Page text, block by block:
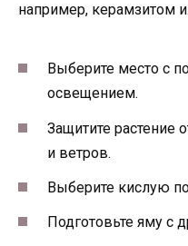
например, керамзитом
Выберите место с
освещением.
Защитите растение
и ветров.
Выберите кислую
Подготовьте яму с